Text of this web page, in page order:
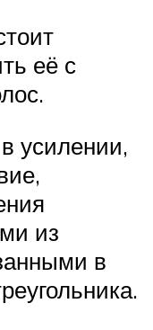
её с
усилении,
из
в